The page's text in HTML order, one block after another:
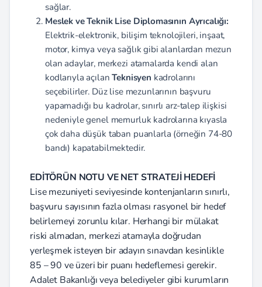
sağlar.
Meslek ve Teknik Lise Diplomasının Ayrıcalığı:
Elektrik-elektronik, bilişim teknolojileri, inşaat,
motor, kimya veya sağlık gibi alanlardan mezun
olan adaylar, merkezi atamalarda kendi alan
kodlarıyla açılanTeknisyen kadrolarını
seçebilirler. Düz lise mezunlarının başvuru
yapamadığı bu kadrolar, sınırlı arz-talep ilişkisi
nedeniyle genel memurluk kadrolarına kıyasla
çok daha düşük taban puanlarla (örneğin 74-80
bandı) kapatabilmektedir.
EDİTÖRÜN NOTU VE NET STRATEJİ HEDEFİ
Lise mezuniyeti seviyesinde kontenjanların sınırlı,
başvuru sayısının fazla olması rasyonel bir hedef
belirlemeyi zorunlu kılar. Herhangi bir mülakat
riski almadan, merkezi atamayla doğrudan
yerleşmek isteyen bir adayın sınavdan kesinlikle
85 – 90 ve üzeri bir puanı hedeflemesi gerekir.
Adalet Bakanlığı veya belediyeler gibi kurumların